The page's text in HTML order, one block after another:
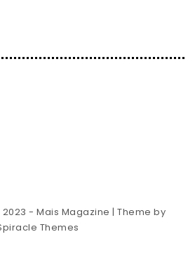
- Mais Magazine | Theme by
Themes